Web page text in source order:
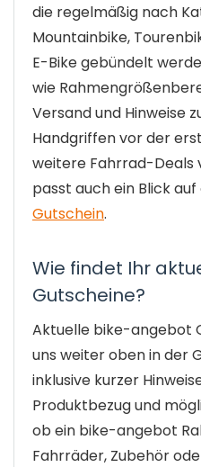
die regelmäßig nach
Mountainbike,
E-Bike gebündelt
wie
Versand und Hinweise
Handgriffen vor der
weitere Fahrrad-
passt auch ein Blick auf
Gutschein.
Wie findet Ihr
Gutscheine?
Aktuelle bike-angebot
uns weiter oben in der
inklusive kurzer
Produktbezug und
ob ein bike-angebot
Fahrräder, Zubehör